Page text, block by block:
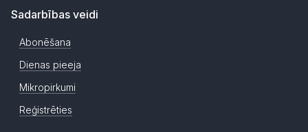
Sadarbības veidi
Abonēšana
Dienas pieeja
Mikropirkumi
Reģistrēties